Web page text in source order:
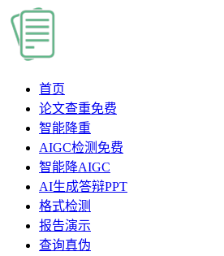
首页
论文查重免费
智能降重
AIGC检测 免费
智能降AIGC
AI生成答辩PPT
格式检测
报告演示
查询真伪